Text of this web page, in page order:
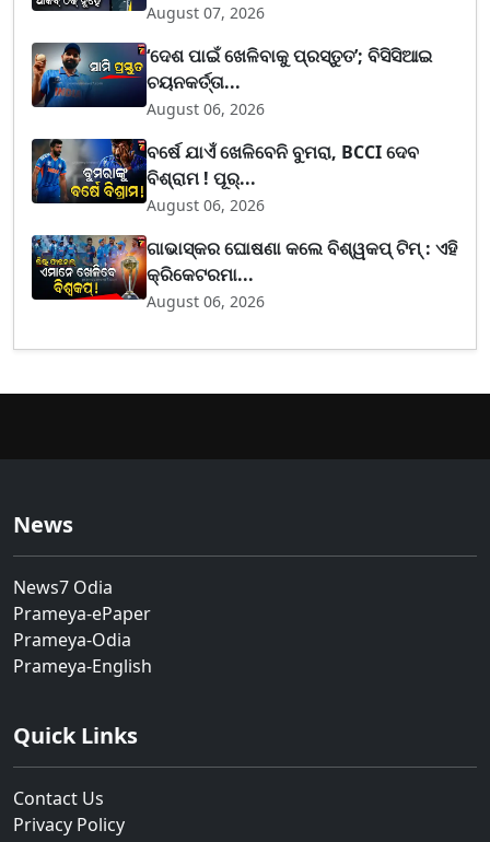
August 07, 2026
‘ଦେଶ ପାଇଁ ଖେଳିବାକୁ ପ୍ରସ୍ତୁତ’; ବିସିସିଆଇ
ଚୟନକର୍ତ୍ତା...
August 06, 2026
ବର୍ଷେ ଯାଏଁ ଖେଳିବେନି ବୁମରା, BCCI ଦେବ
ବିଶ୍ରାମ ! ପୂର୍...
August 06, 2026
ଗାଭାସ୍କର ଘୋଷଣା କଲେ ବିଶ୍ୱକପ୍ ଟିମ୍ : ଏହି
କ୍ରିକେଟରମା...
August 06, 2026
News
News7 Odia
Prameya-ePaper
Prameya-Odia
Prameya-English
Quick Links
Contact Us
Privacy Policy